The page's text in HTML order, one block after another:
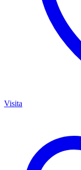
Visita